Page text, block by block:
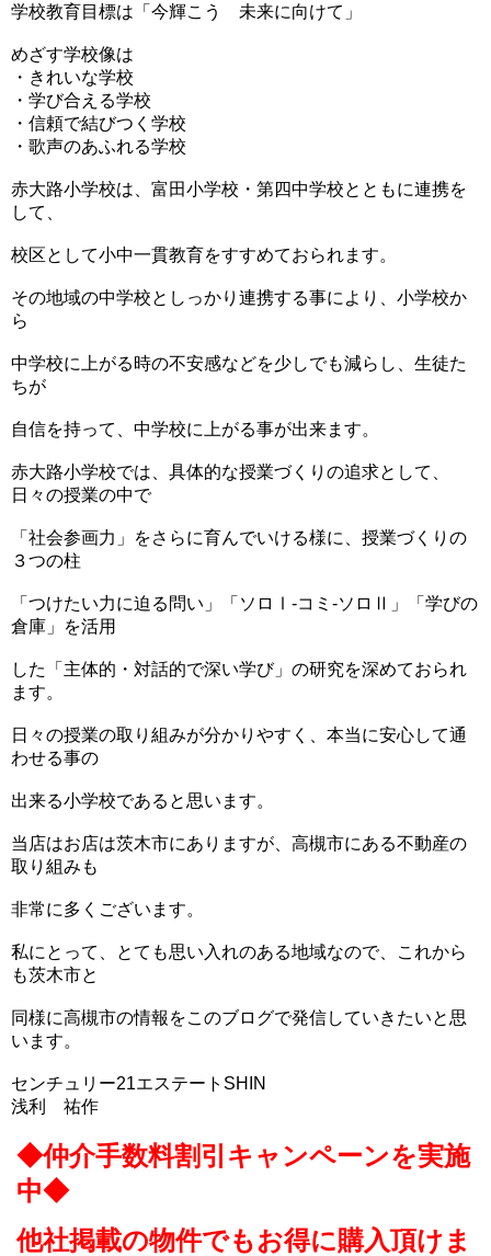
学校教育目標は「今輝こう 未来に向けて」
めざす学校像は
・きれいな学校
・学び合える学校
・信頼で結びつく学校
・歌声のあふれる学校
赤大路小学校は、富田小学校・第四中学校とともに連携を
して、
校区として小中一貫教育をすすめておられます。
その地域の中学校としっかり連携する事により、小学校か
ら
中学校に上がる時の不安感などを少しでも減らし、生徒た
ちが
自信を持って、中学校に上がる事が出来ます。
赤大路小学校では、具体的な授業づくりの追求として、
日々の授業の中で
「社会参画力」をさらに育んでいける様に、授業づくりの
３つの柱
「つけたい力に迫る問い」「ソロⅠ-コミ‐ソロⅡ」「学びの
倉庫」を活用
した「主体的・対話的で深い学び」の研究を深めておられ
ます。
日々の授業の取り組みが分かりやすく、本当に安心して通
わせる事の
出来る小学校であると思います。
当店はお店は茨木市にありますが、高槻市にある不動産の
取り組みも
非常に多くございます。
私にとって、とても思い入れのある地域なので、これから
も茨木市と
同様に高槻市の情報をこのブログで発信していきたいと思
います。
センチュリー21エステートSHIN
浅利 祐作
◆仲介手数料割引キャンペーンを実施
中◆
他社掲載の物件でもお得に購入頂けま